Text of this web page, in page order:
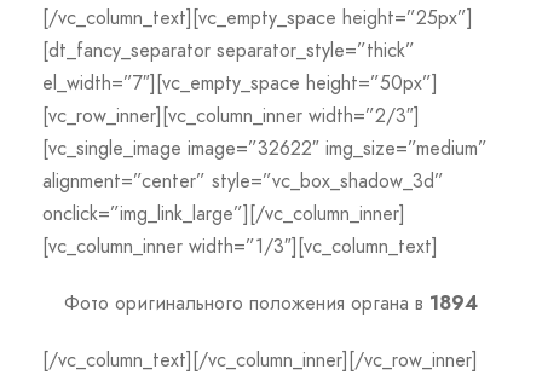
[/vc_column_text][vc_empty_space height=”25px”]
[dt_fancy_separator separator_style=”thick”
el_width=”7″][vc_empty_space height=”50px”]
[vc_row_inner][vc_column_inner width=”2/3″]
[vc_single_image image=”32622″ img_size=”medium”
alignment=”center” style=”vc_box_shadow_3d”
onclick=”img_link_large”][/vc_column_inner]
[vc_column_inner width=”1/3″][vc_column_text]
Фото оригинального положения органа в 1894
[/vc_column_text][/vc_column_inner][/vc_row_inner]